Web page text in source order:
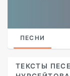
ПЕСНИ
ТЕКСТЫ